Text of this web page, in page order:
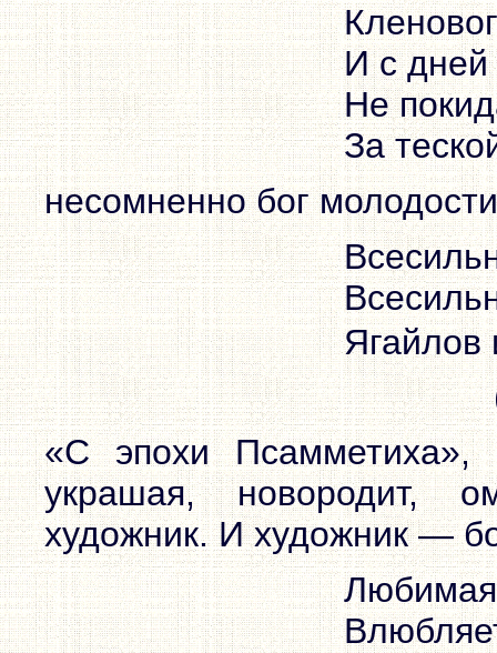
И с дней
Не
За
несомненно бог
Ягайлов
«С эпохи Псамметиха»,
украшая, новородит,
художник. И художник —